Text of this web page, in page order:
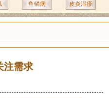
鱼鳞病 皮炎湿疹
注需求